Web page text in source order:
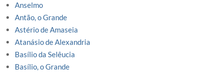
Anselmo
Antão, o Grande
Astério de Amaseia
Atanásio de Alexandria
Basílio da Selêucia
Basílio, o Grande